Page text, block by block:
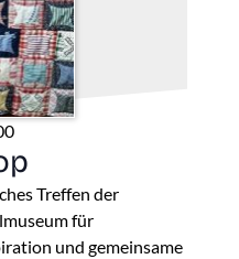
Treffen der
für
und gemeinsame